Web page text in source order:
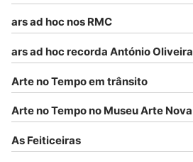
ars ad hoc nos RMC
ars ad hoc recorda António Oliveira
Arte no Tempo em trânsito
Arte no Tempo no Museu Arte Nova
As Feiticeiras